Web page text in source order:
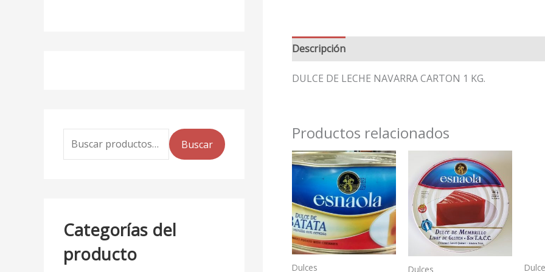
Buscar
Categorías del
producto
Descripción
DULCE DE LECHE NAVARRA CARTON 1 KG.
Productos relacionados
Dulces Dulces